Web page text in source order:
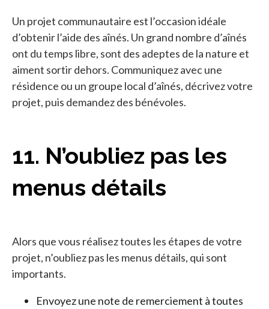
Un projet communautaire est l’occasion idéale
d’obtenir l’aide des aînés. Un grand nombre d’aînés
ont du temps libre, sont des adeptes de la nature et
aiment sortir dehors. Communiquez avec une
résidence ou un groupe local d’aînés, décrivez votre
projet, puis demandez des bénévoles.
11. N’oubliez pas les
menus détails
Alors que vous réalisez toutes les étapes de votre
projet, n’oubliez pas les menus détails, qui sont
importants.
Envoyez une note de remerciement à toutes